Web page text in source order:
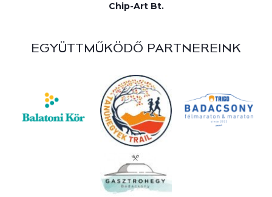
Chip-Art Bt.
EGYÜTTMŰKÖDŐ PARTNEREINK